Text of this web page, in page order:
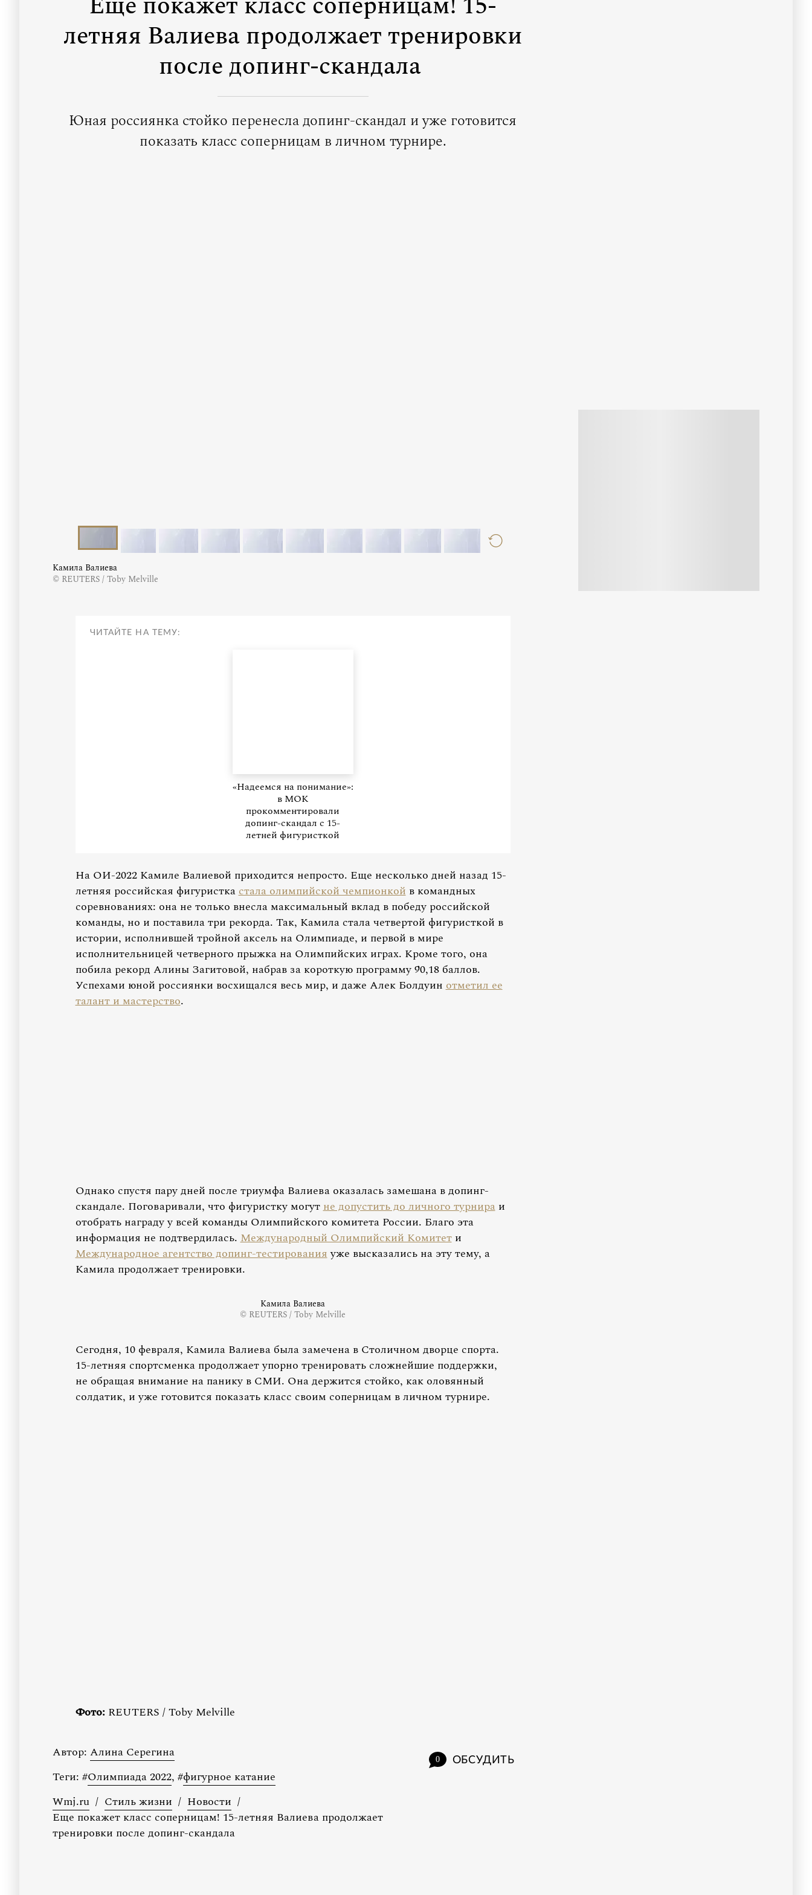
летняя Валиева продолжает тренировки
после допинг-скандала
Юная россиянка стойко перенесла допинг-скандал и уже готовится
показать класс соперницам в личном турнире.
Камила Валиева
© REUTERS / Toby Melville
ЧИТАЙТЕ НА ТЕМУ:
«Надеемся на понимание»:
в МОК
прокомментировали
допинг-скандал с 15-
летней фигуристкой
На ОИ-2022 Камиле Валиевой приходится непросто. Еще несколько дней назад 15-
летняя российская фигуристкастала олимпийской чемпионкойв командных
соревнованиях: она не только внесла максимальный вклад в победу российской
команды, но и поставила три рекорда. Так, Камила стала четвертой фигуристкой в
истории, исполнившей тройной аксель на Олимпиаде, и первой в мире
исполнительницей четверного прыжка на Олимпийских играх. Кроме того, она
побила рекорд Алины Загитовой, набрав за короткую программу 90,18 баллов.
Успехами юной россиянки восхищался весь мир, и даже Алек Болдуинотметил ее
талант и мастерство.
Однако спустя пару дней после триумфа Валиева оказалась замешана в допинг-
скандале. Поговаривали, что фигуристку могутне допустить до личного турнираи
отобрать награду у всей команды Олимпийского комитета России. Благо эта
информация не подтвердилась.Международный Олимпийский Комитети
Международное агентство допинг-тестированияуже высказались на эту тему, а
Камила продолжает тренировки.
Камила Валиева
© REUTERS / Toby Melville
Сегодня, 10 февраля, Камила Валиева была замечена в Столичном дворце спорта.
15-летняя спортсменка продолжает упорно тренировать сложнейшие поддержки,
не обращая внимание на панику в СМИ. Она держится стойко, как оловянный
солдатик, и уже готовится показать класс своим соперницам в личном турнире.
Фото:REUTERS / Toby Melville
0 ОБСУДИТЬ
Автор: Алина Серегина
Теги: #Олимпиада 2022, #фигурное катание
Wmj.ru / Стиль жизни / Новости /
Еще покажет класс соперницам! 15-летняя Валиева продолжает
тренировки после допинг-скандала